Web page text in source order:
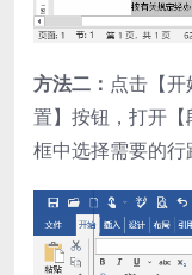
方法二： 点击【
置】按钮，打开
框中选择需要的行